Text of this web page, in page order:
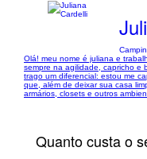
Olá! meu nome é juliana e
sempre na agilidade, capricho e
trago um diferencial: estou me
que, além de deixar sua casa
armários, closets e outros
Quanto custa o